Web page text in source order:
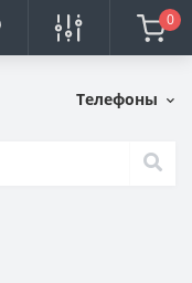
0
Телефоны